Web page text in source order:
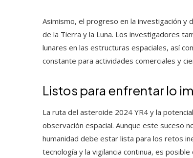
Asimismo, el progreso en la investigación y
de la Tierra y la Luna. Los investigadores
lunares en las estructuras espaciales, así
constante para actividades comerciales y
Listos para enfrentar lo
La ruta del asteroide 2024 YR4 y la
observación espacial. Aunque este suceso
humanidad debe estar lista para los retos
tecnología y la vigilancia continua, es